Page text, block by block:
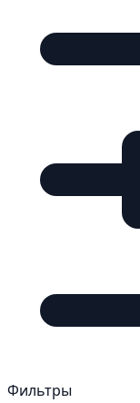
Фильтры